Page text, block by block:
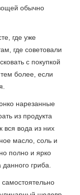
обычно
где уже
где советовали
с покупкой
более, если
нарезанные
из продукта
вся вода из них
масло, соль и
полно и ярко
гриба.